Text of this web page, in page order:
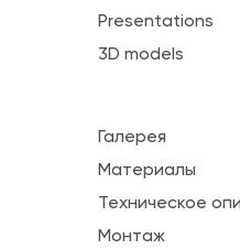
Presentations
3D models
Галерея
Материалы
Техническое
Монтаж